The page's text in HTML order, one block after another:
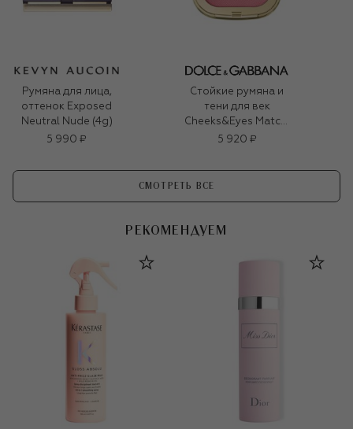
Румяна для лица,
оттенок Exposed
Neutral Nude (4g)
5 990 ₽
Стойкие румяна и
тени для век
Cheeks&Eyes Match,
оттенок 04 Cheerful
5 920 ₽
СМОТРЕТЬ ВСЕ
РЕКОМЕНДУЕМ